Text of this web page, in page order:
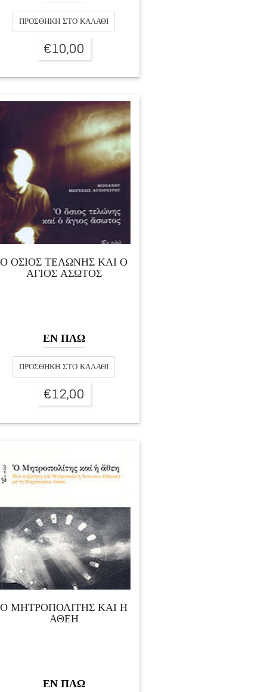
ΠΡΟΣΘΉΚΗ ΣΤΟ ΚΑΛΆΘΙ
€10,00
Ο ΟΣΙΟΣ ΤΕΛΩΝΗΣ ΚΑΙ Ο
ΑΓΙΟΣ ΑΣΩΤΟΣ
ΕΝ ΠΛΩ
ΠΡΟΣΘΉΚΗ ΣΤΟ ΚΑΛΆΘΙ
€12,00
Ο ΜΗΤΡΟΠΟΛΙΤΗΣ ΚΑΙ Η
ΑΘΕΗ
ΕΝ ΠΛΩ